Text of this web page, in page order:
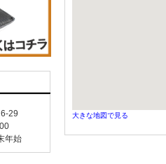
大きな地図で見る
29
年始